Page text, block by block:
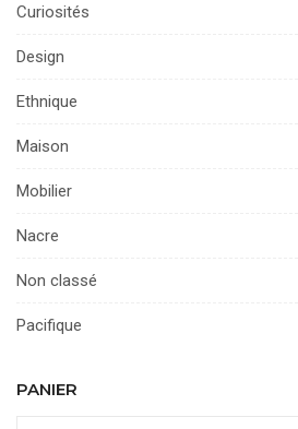
Curiosités
Design
Ethnique
Maison
Mobilier
Nacre
Non classé
Pacifique
PANIER